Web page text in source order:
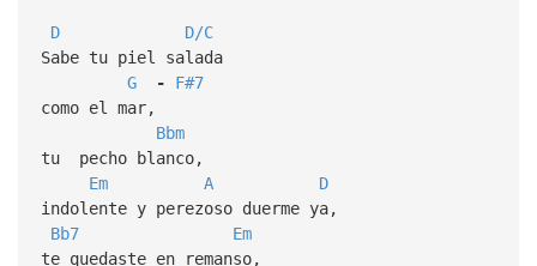
D
D/C
Sabe tu piel salada
G
-
F#7
como el mar,
Bbm
tu pecho blanco,
Em
A
D
indolente y perezoso duerme ya,
Bb7
Em
te quedaste en remanso,